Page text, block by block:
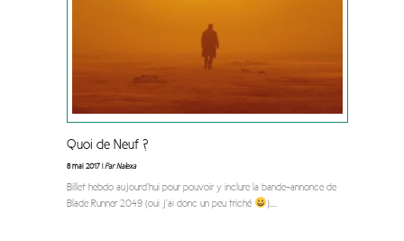
Quoi de Neuf ?
8 mai 2017 |Par Nalexa
Billet hebdo aujourd’hui pour pouvoir y inclure la bande-annonce de
Blade Runner 2049 (oui j’ai donc un peu triché
)....